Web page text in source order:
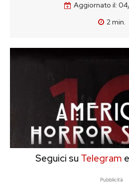
Aggiornato il:
2min.
Seguici su Telegram
Pubblicità